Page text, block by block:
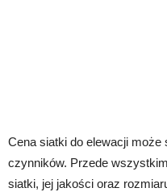
Cena siatki do elewacji
czynników. Przede
siatki, jej jakości oraz